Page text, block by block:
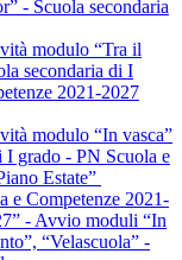
- Scuola secondaria
modulo “Tra il
secondaria di I
2021-2027
modulo “In vasca”
I grado - PN Scuola e
Estate”
e Competenze 2021-
- Avvio moduli “In
“Velascuola” -